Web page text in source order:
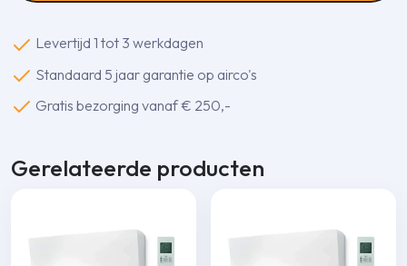
rooster
aantal
Levertijd 1 tot 3 werkdagen
Standaard 5 jaar garantie op airco's
Gratis bezorging vanaf € 250,-
Gerelateerde producten